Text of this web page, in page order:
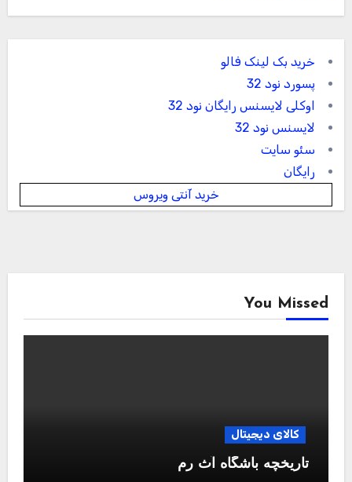
خرید بک لینک فالو
پسورد نود 32
اوکلی لایسنس رایگان نود 32
لایسنس نود 32
سئو سایت
رایگان
خرید آنتی ویروس
You Missed
کالای دیجیتال
تاریخچه باشگاه آث رم